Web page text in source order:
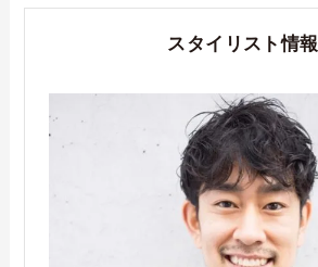
スタイリスト情報